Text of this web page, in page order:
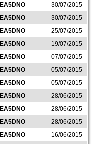
EA5DNO
30/07/2015
EA5DNO
30/07/2015
EA5DNO
25/07/2015
EA5DNO
19/07/2015
EA5DNO
07/07/2015
EA5DNO
05/07/2015
EA5DNO
05/07/2015
EA5DNO
28/06/2015
EA5DNO
28/06/2015
EA5DNO
28/06/2015
EA5DNO
16/06/2015